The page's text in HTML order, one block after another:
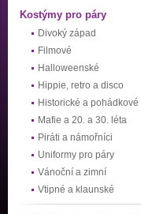
Kostýmy pro páry
Divoký západ
Filmové
Halloweenské
Hippie, retro a disco
Historické a pohádkové
Mafie a 20. a 30. léta
Piráti a námořníci
Uniformy pro páry
Vánoční a zimní
Vtipné a klaunské